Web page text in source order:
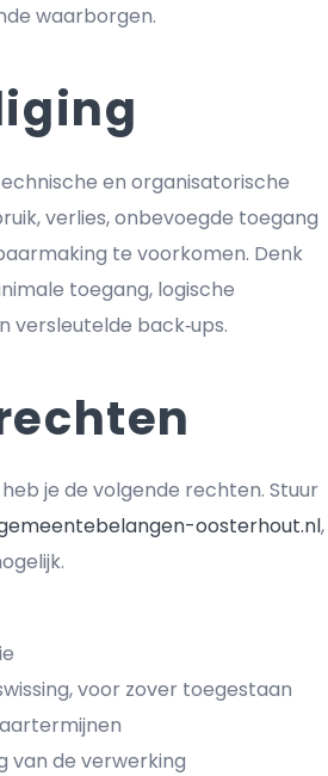
waarborgen.
en organisatorische
verlies, onbevoegde toegang
te voorkomen. Denk
toegang, logische
versleutelde back‑ups.
je de volgende rechten. Stuur
oosterhout.nl,
voor zover toegestaan
van de verwerking